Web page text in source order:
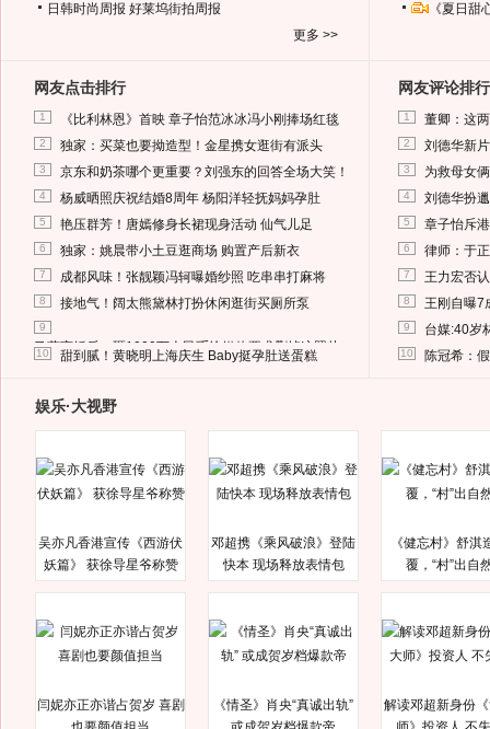
日韩时尚周报 好莱坞街拍周报
更多 >>
《夏日
网友点击排行
1 《比利林恩》首映 章子怡范冰冰冯小刚捧场红毯
2 独家：买菜也要拗造型！金星携女逛街有派头
3 京东和奶茶哪个更重要？刘强东的回答全场大笑！
4 杨威晒照庆祝结婚8周年 杨阳洋轻抚妈妈孕肚
5 艳压群芳！唐嫣修身长裙现身活动 仙气儿足
6 独家：姚晨带小土豆逛商场 购置产后新衣
7 成都风味！张靓颖冯轲曝婚纱照 吃串串打麻将
8 接地气！阔太熊黛林打扮休闲逛街买厕所泵
9
马蓉离婚后，砸1000万人民币给媒体要求删掉这照片
10 甜到腻！黄晓明上海庆生 Baby挺孕肚送蛋糕
网友评论排行
1 董卿：这
2 刘德华新
3 为救母女
4 刘德华扮
5 章子怡斥
6 律师：于
7 王力宏否
8 王刚自曝7
9 台媒:40岁
10 陈冠希：
娱乐·大视野
吴亦凡香港宣传《西游伏
妖篇》 获徐导星爷称赞
邓超携《乘风破浪》登陆
快本 现场释放表情包
《健忘村》舒淇
覆，“村”出自
闫妮亦正亦谐占贺岁 喜剧
《情圣》肖央“真诚出轨”
解读邓超新身份